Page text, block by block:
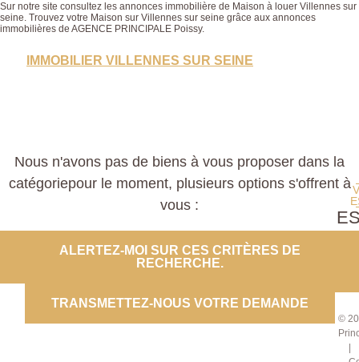
Sur notre site consultez les annonces immobilière de Maison à louer Villennes sur
seine. Trouvez votre Maison sur Villennes sur seine grâce aux annonces
immobilières de AGENCE PRINCIPALE Poissy.
IMMOBILIER VILLENNES SUR SEINE
Nous n'avons pas de biens à vous proposer dans la
catégoriepour le moment, plusieurs options s'offrent à
vous :
ALERTEZ-MOI SUR CES CRITÈRES DE
RECHERCHE.
TRANSMETTEZ-NOUS VOTRE DEMANDE
©